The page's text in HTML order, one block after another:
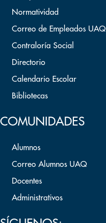
Normatividad
Correo de Empleados UAQ
Contraloría Social
Directorio
Calendario Escolar
Bibliotecas
COMUNIDADES
Alumnos
Correo Alumnos UAQ
Docentes
Administrativos